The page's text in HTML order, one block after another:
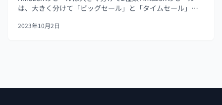
は、大きく分けて「ビッグセール」と「タイムセール」の2
Amazonプライムデー Amazonブラックフライデー
2023年10月2日